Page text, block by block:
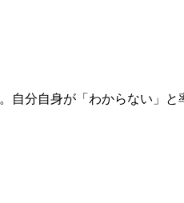
自分自身が「わからない」と